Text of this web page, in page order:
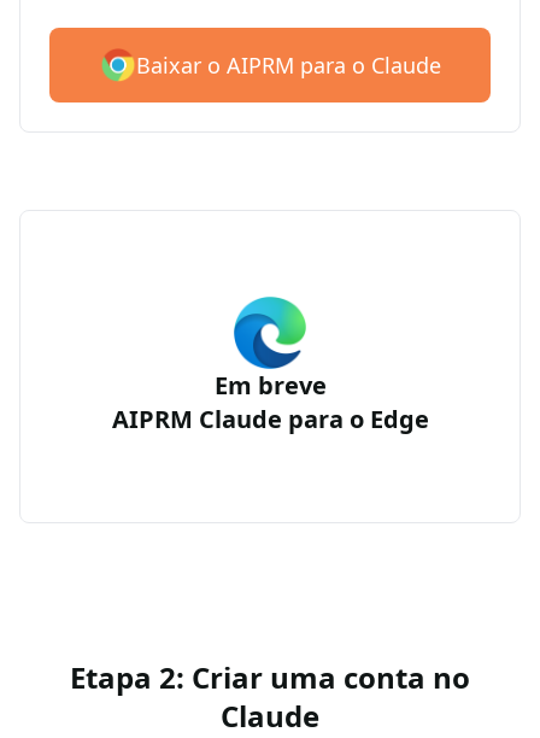
Baixar o AIPRM para o Claude
Em breve
AIPRM Claude para o Edge
Etapa 2: Criar uma conta no
Claude